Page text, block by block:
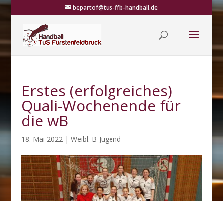
bepartof@tus-ffb-handball.de
Erstes (erfolgreiches)
Quali-Wochenende für
die wB
18. Mai 2022| Weibl. B-Jugend